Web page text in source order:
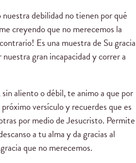
debilidad no tienen por qué
creyendo que no merecemos la
Es una muestra de Su gracia
gran incapacidad y correr a
aliento o débil, te animo a que por
versículo y recuerdes que es
por medio de Jesucristo. Permite
a tu alma y da gracias al
que no merecemos.